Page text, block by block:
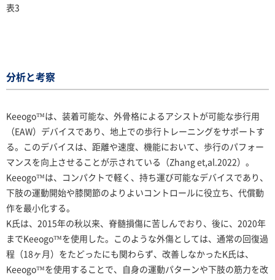
表3
分析と考察
Keeogo™は、装着可能な、外骨格によるアシストが可能な歩行用
（EAW）デバイスであり、地上での歩行トレーニングをサポートす
る。このデバイスは、距離や速度、機能において、歩行のパフォー
マンスを向上させることが示されている（Zhang et,al.2022）。
Keeogo™は、コンパクトで軽く、持ち運び可能なデバイスであり、
下肢の運動開始や膝関節のよりよいコントロールに役立ち、代償動
作を最小化する。
K氏は、2015年の秋以来、脊髄損傷に苦しんでおり、後に、2020年
までKeeogo™を使用した。このような外傷としては、通常の回復過
程（18ヶ月）をたどったにも関わらず、改善しなかったK氏は、
Keeogo™を使用することで、自身の運動パターンや下肢の筋力を改